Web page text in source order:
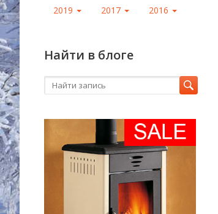
2019 2017 2016
Найти в блоге